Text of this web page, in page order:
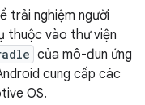
trải nghiệm người
thuộc vào thư viện
của mô-đun ứng
cung cấp các
OS.